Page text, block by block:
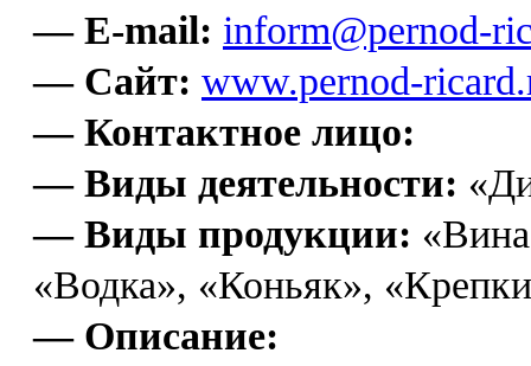
— E-mail: inform@pernod-
— Сайт: www.pernod-
— Контактное лицо:
— Виды деятельности:
— Виды продукции:
«Водка», «Коньяк»,
— Описание: